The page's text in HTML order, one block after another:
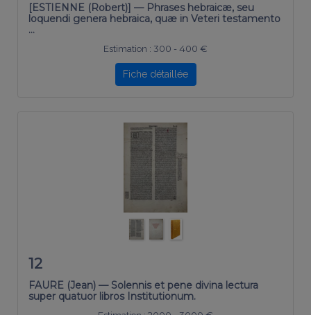
[ESTIENNE (Robert)] — Phrases hebraicæ, seu
loquendi genera hebraica, quæ in Veteri testamento
…
Estimation : 300 - 400 €
Fiche détaillée
12
FAURE (Jean) — Solennis et pene divina lectura
super quatuor libros Institutionum.